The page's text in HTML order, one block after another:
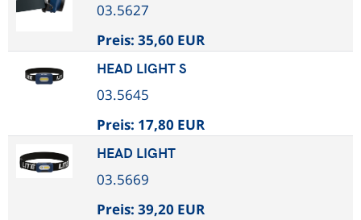
03.5627
Preis: 35,60 EUR
HEAD LIGHT S
03.5645
Preis: 17,80 EUR
HEAD LIGHT
03.5669
Preis: 39,20 EUR